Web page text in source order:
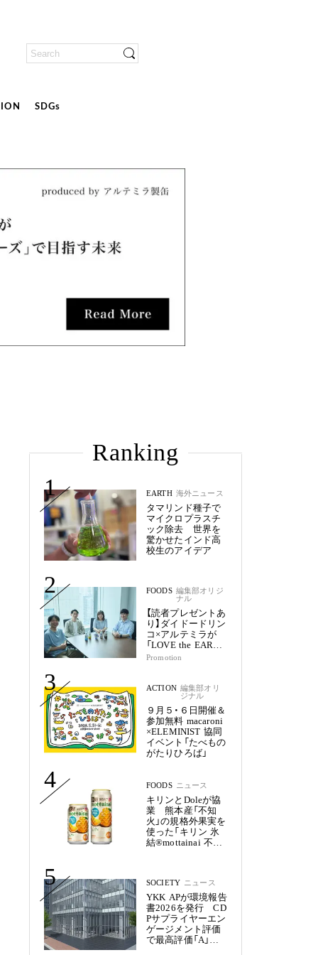
SDGs
Ranking
1
EARTH 海外ニュース
タマリンド種子で
マイクロプラスチ
ック除去 世界を
驚かせたインド高
校生のアイデア
2 FOODS 編集部オリジ
ナル
【読者プレゼントあ
り】ダイドードリン
コ×アルテミラが
「LOVE the EARTH
シリーズ」で目指す
Promotion
3 ACTION 編集部オリ
ジナル
９月５・６日開催＆
参加無料 macaroni
×ELEMINIST 協同
イベント「たべもの
がたりひろば」
4 FOODS ニュース
キリンとDoleが協
業 熊本産「不知
火」の規格外果実を
使った「キリン 氷
結®mottainai 不知
5 SOCIETY ニュース
YKK APが環境報告
書2026を発行 CD
Pサプライヤーエン
ゲージメント評価
で最高評価「A」を